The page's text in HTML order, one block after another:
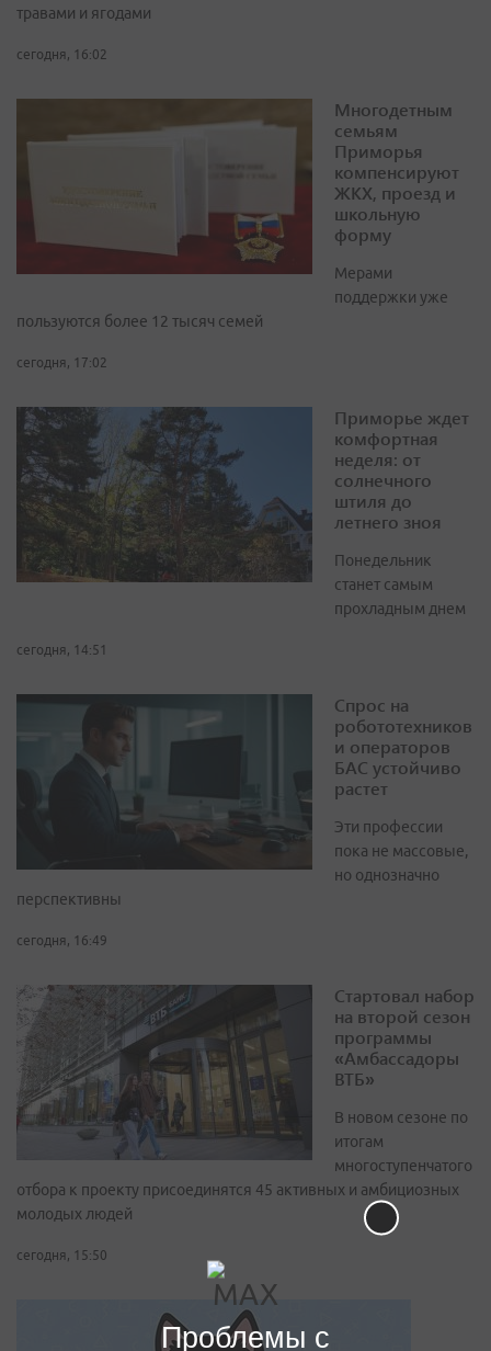
травами и ягодами
сегодня, 16:02
Многодетным
семьям
Приморья
компенсируют
ЖКХ, проезд и
школьную
форму
Мерами
поддержки уже
пользуются более 12 тысяч семей
сегодня, 17:02
Приморье ждет
комфортная
неделя: от
солнечного
штиля до
летнего зноя
Понедельник
станет самым
прохладным днем
сегодня, 14:51
Спрос на
робототехников
и операторов
БАС устойчиво
растет
Эти профессии
пока не массовые,
но однозначно
перспективны
сегодня, 16:49
Стартовал набор
на второй сезон
программы
«Амбассадоры
ВТБ»
В новом сезоне по
итогам
многоступенчатого
отбора к проекту присоединятся 45 активных и амбициозных
молодых людей
сегодня, 15:50
Проблемы с